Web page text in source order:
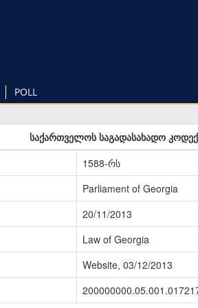
POLL
საქართველოს საგადასახადო
1588-რს
Parliament of Georgia
20/11/2013
Law of Georgia
Website, 03/12/2013